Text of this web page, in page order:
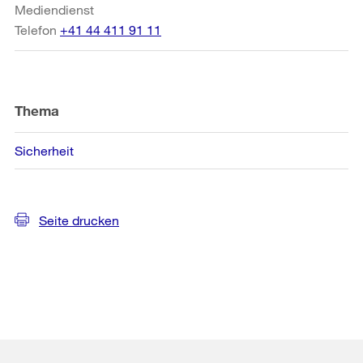
Mediendienst
Telefon +41 44 411 91 11
Thema
Sicherheit
Seite drucken